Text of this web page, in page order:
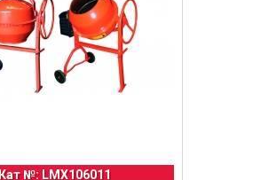
Кат №: LMX106011